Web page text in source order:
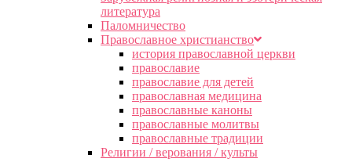
литература
Паломничество
Православное христианство
история православной церкви
православие
православие для детей
православная медицина
православные каноны
православные молитвы
православные традиции
Религии / верования / культы